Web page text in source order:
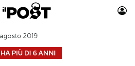
Auto
PIÙ DI 6 ANNI
2019